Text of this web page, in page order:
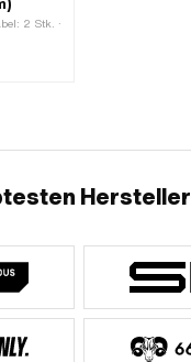
2 Stk. ·
Hersteller